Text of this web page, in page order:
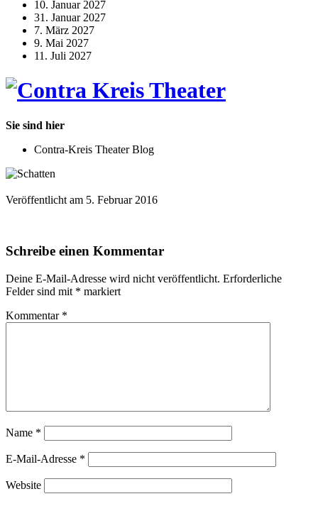
10. Januar 2027
31. Januar 2027
7. März 2027
9. Mai 2027
11. Juli 2027
Sie sind hier
Contra-Kreis Theater Blog
Veröffentlicht am 5. Februar 2016
Schreibe einen Kommentar
Deine E-Mail-Adresse wird nicht veröffentlicht. Erforderliche
Felder sind mit * markiert
Kommentar *
Name *
E-Mail-Adresse *
Website